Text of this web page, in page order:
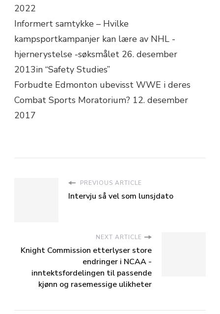
2022
Informert samtykke – Hvilke
kampsportkampanjer kan lære av NHL -
hjernerystelse -søksmålet 26. desember
2013in “Safety Studies”
Forbudte Edmonton ubevisst WWE i deres
Combat Sports Moratorium? 12. desember
2017
PREVIOUS ARTICLE
Intervju så vel som lunsjdato
NEXT ARTICLE
Knight Commission etterlyser store
endringer i NCAA -
inntektsfordelingen til passende
kjønn og rasemessige ulikheter